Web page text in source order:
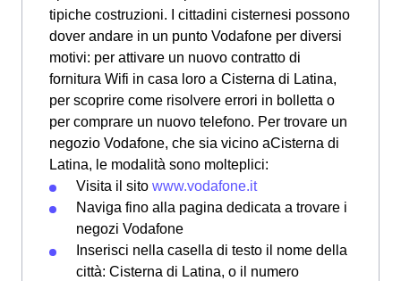
tipiche costruzioni. I cittadini cisternesi possono
dover andare in un punto Vodafone per diversi
motivi: per attivare un nuovo contratto di
fornitura Wifi in casa loro a Cisterna di Latina,
per scoprire come risolvere errori in bolletta o
per comprare un nuovo telefono. Per trovare un
negozio Vodafone, che sia vicino aCisterna di
Latina, le modalità sono molteplici:
Visita il sito www.vodafone.it
Naviga fino alla pagina dedicata a trovare i
negozi Vodafone
Inserisci nella casella di testo il nome della
città: Cisterna di Latina, o il numero